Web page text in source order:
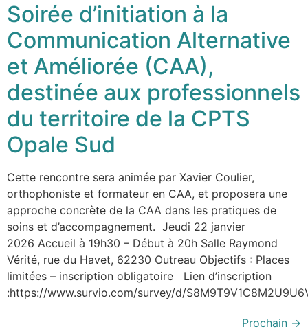
Soirée d’initiation à la
Communication Alternative
et Améliorée (CAA),
destinée aux professionnels
du territoire de la CPTS
Opale Sud
Cette rencontre sera animée par Xavier Coulier,
orthophoniste et formateur en CAA, et proposera une
approche concrète de la CAA dans les pratiques de
soins et d’accompagnement. Jeudi 22 janvier
2026 Accueil à 19h30 – Début à 20h Salle Raymond
Vérité, rue du Havet, 62230 Outreau Objectifs : Places
limitées – inscription obligatoire Lien d’inscription
:https://www.survio.com/survey/d/
Prochain →